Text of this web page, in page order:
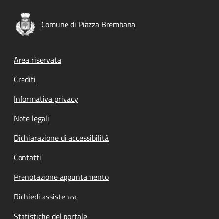
Comune di Piazza Brembana
Footer menu
Area riservata
Crediti
Informativa privacy
Note legali
Dichiarazione di accessibilità
Contatti
Prenotazione appuntamento
Richiedi assistenza
Statistiche del portale